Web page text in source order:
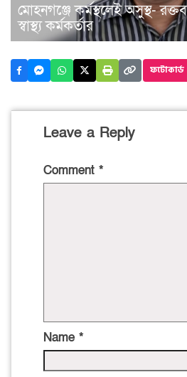
মোহনগঞ্জে কর্মস্থলেই অসুস্থ-
স্বাস্থ্য কর্মকর্তার
ফটোকার্ড
Leave a Reply
Comment *
Name *